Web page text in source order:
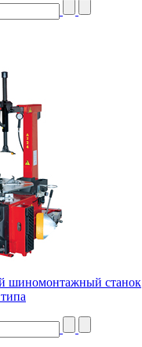
шиномонтажный станок